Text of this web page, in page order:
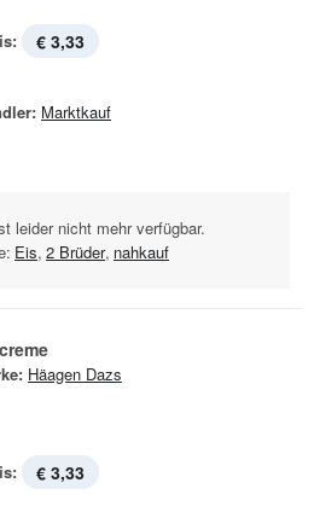
€ 3,33
Marktkauf
leider nicht mehr verfügbar.
Eis, 2 Brüder, nahkauf
Häagen Dazs
€ 3,33